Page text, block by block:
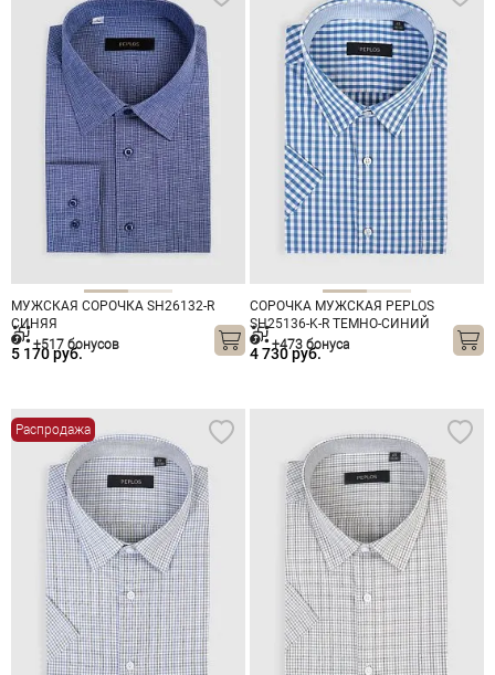
МУЖСКАЯ СОРОЧКА SH26132-R
СИНЯЯ
5 170 руб.
+517 бонусов
СОРОЧКА МУЖСКАЯ PEPLOS
SH25136-K-R ТЕМНО-СИНИЙ
4 730 руб.
+473 бонуса
Распродажа